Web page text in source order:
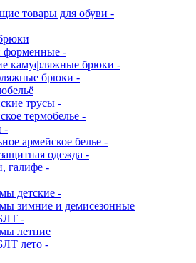
товары для обуви -
форменные -
камуфляжные брюки -
брюки -
трусы -
термобелье -
-
армейское белье -
одежда -
галифе -
детские -
зимние и демисезонные
-
летние
лето -